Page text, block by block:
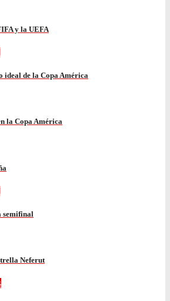
y la UEFA
ideal de la Copa América
la Copa América
semifinal
Neferut